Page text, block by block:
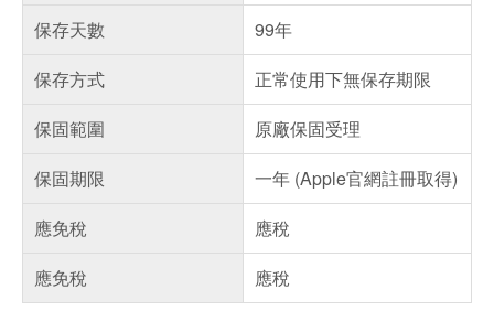
保存天數
99年
保存方式
正常使用下無保存期限
保固範圍
原廠保固受理
保固期限
一年 (Apple官網註冊取得)
應免稅
應稅
應免稅
應稅